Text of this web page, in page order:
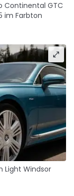
Continental GTC
im Farbton
Light Windsor